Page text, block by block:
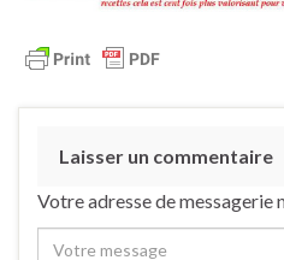
Laisser un commentaire
Votre adresse de messagerie